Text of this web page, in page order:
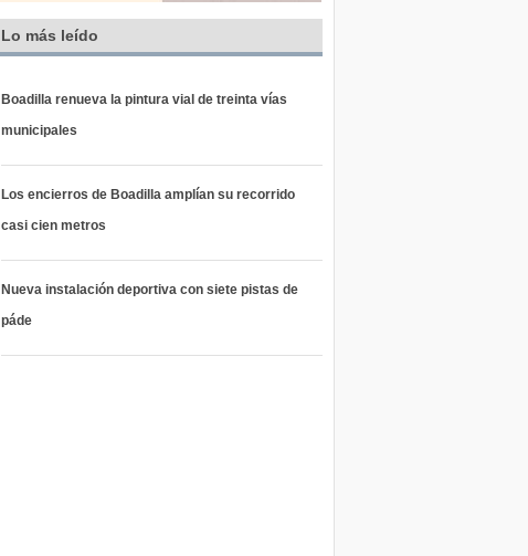
Lo más leído
Boadilla renueva la pintura vial de treinta vías
municipales
Los encierros de Boadilla amplían su recorrido
casi cien metros
Nueva instalación deportiva con siete pistas de
páde